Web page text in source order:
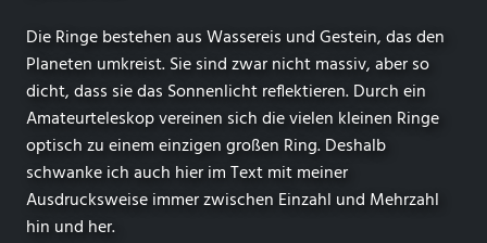
Die Ringe bestehen aus Wassereis und Gestein, das den
Planeten umkreist. Sie sind zwar nicht massiv, aber so
dicht, dass sie das Sonnenlicht reflektieren. Durch ein
Amateurteleskop vereinen sich die vielen kleinen Ringe
optisch zu einem einzigen großen Ring. Deshalb
schwanke ich auch hier im Text mit meiner
Ausdrucksweise immer zwischen Einzahl und Mehrzahl
hin und her.